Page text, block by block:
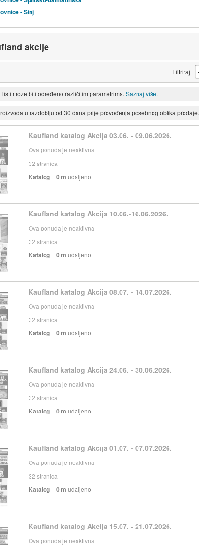
- Sinj
akcije
Filtriraj
može biti određeno različitim parametrima. Saznaj više.
u razdoblju od 30 dana prije provođenja posebnog oblika prodaje.
Kaufland katalog Akcija 03.06. - 09.06.2026.
Ova ponuda je neaktivna
32 stranica
Katalog 0 m udaljeno
Kaufland katalog Akcija 10.06.-16.06.2026.
Ova ponuda je neaktivna
32 stranica
Katalog 0 m udaljeno
Kaufland katalog Akcija 08.07. - 14.07.2026.
Ova ponuda je neaktivna
32 stranica
Katalog 0 m udaljeno
Kaufland katalog Akcija 24.06. - 30.06.2026.
Ova ponuda je neaktivna
32 stranica
Katalog 0 m udaljeno
Kaufland katalog Akcija 01.07. - 07.07.2026.
Ova ponuda je neaktivna
32 stranica
Katalog 0 m udaljeno
Kaufland katalog Akcija 15.07. - 21.07.2026.
Ova ponuda je neaktivna